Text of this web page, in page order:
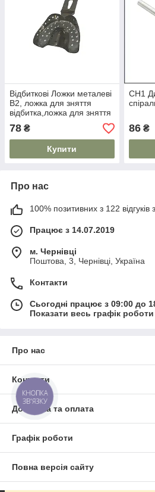
Відбиткові Ложки металеві
В2, ложка для зняття
відбитка,ложка для зняття
відбитків Latus
78 ₴
Купити
CH1
86₴
Про нас
100% позитивних з 122 відгуків
Працює з 14.07.2019
м. Чернівці
Поштова, 3, Чернівці, Україна
Контакти
Сьогодні працює з 09:00 до
Показати весь графік роботи
Про нас
Контакти
Доставка та оплата
Графік роботи
Повна версія сайту
КНОПКА
ЗВ'ЯЗКУ